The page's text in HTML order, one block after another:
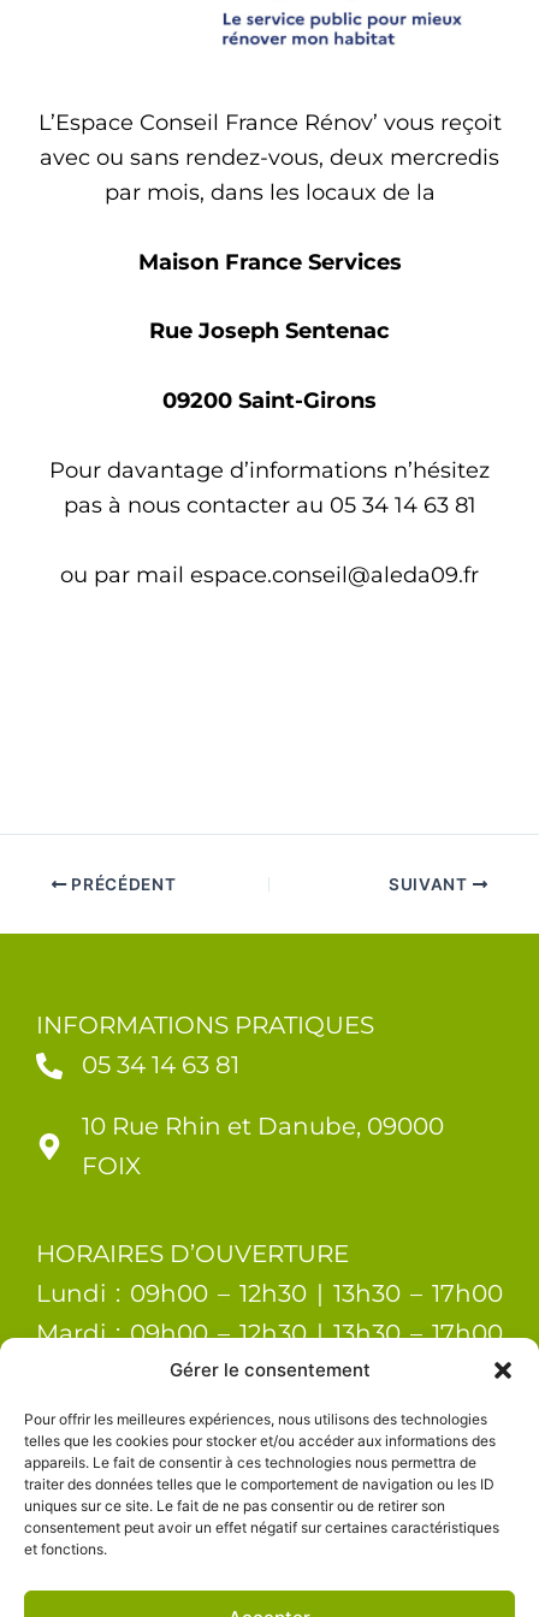
Gérer le consentement
Pour offrir les meilleures expériences, nous utilisons des technologies
telles que les cookies pour stocker et/ou accéder aux informations des
appareils. Le fait de consentir à ces technologies nous permettra de
traiter des données telles que le comportement de navigation ou les ID
uniques sur ce site. Le fait de ne pas consentir ou de retirer son
consentement peut avoir un effet négatif sur certaines caractéristiques
et fonctions.
L’Espace Conseil France Rénov’ vous reçoit
avec ou sans rendez-vous, deux mercredis
par mois, dans les locaux de la
Maison France Services
Rue Joseph Sentenac
09200 Saint-Girons
Pour davantage d’informations n’hésitez
pas à nous contacter au 05 34 14 63 81
ou par mail espace.conseil@aleda09.fr
PRÉCÉDENT SUIVANT
INFORMATIONS PRATIQUES
05 34 14 63 81
10 Rue Rhin et Danube, 09000
FOIX
HORAIRES D’OUVERTURE
Lundi : 09h00 – 12h30 | 13h30 – 17h00
Mardi : 09h00 – 12h30 | 13h30 – 17h00
Mercredi : 09h00 – 12h30 | 13h30 –
17h00 Jeudi : 09h00 – 12h30 | 13h30 –
17h00 Vendredi : 09h00 – 12h30 | 13h30
– 17h00